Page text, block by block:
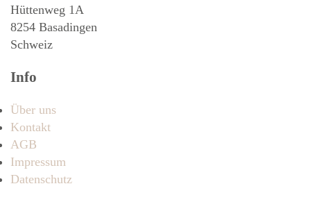
Hüttenweg 1A
8254 Basadingen
Schweiz
Info
Über uns
Kontakt
AGB
Impressum
Datenschutz